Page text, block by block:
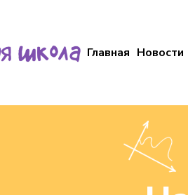
Главная Новости